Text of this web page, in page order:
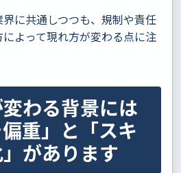
に共通しつつも、規制や責任
よって現れ方が変わる点に注
わる背景には
偏重」と「スキ
があります